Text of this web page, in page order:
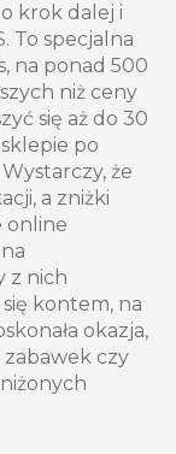
krok dalej i
To specjalna
na ponad 500
niż ceny
się aż do 30
po
że
a zniżki
online
z nich
kontem, na
okazja,
czy